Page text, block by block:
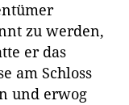
zu werden,
er das
am Schloss
und erwog